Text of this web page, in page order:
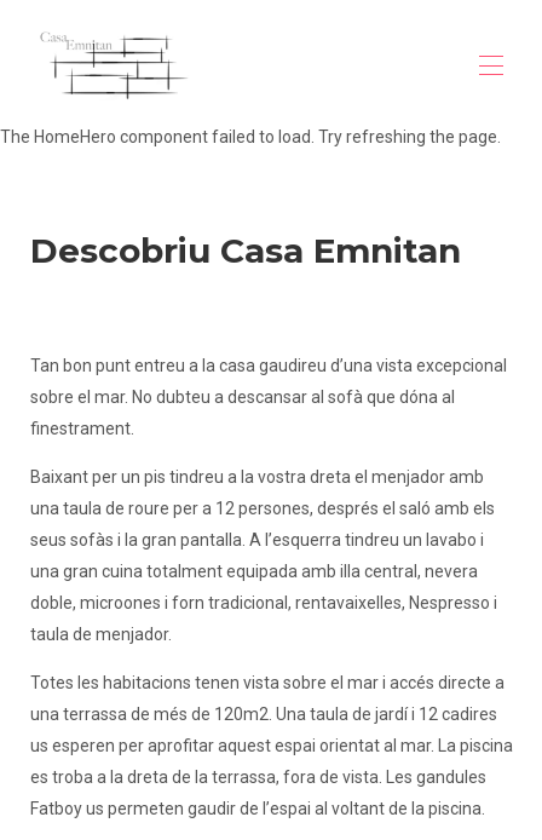
Mapa
Contacte
vila-vue-mer-begur
The HomeHero component failed to load. Try refreshing the page.
Descobriu Casa Emnitan
Tan bon punt entreu a la casa gaudireu d’una vista excepcional
sobre el mar. No dubteu a descansar al sofà que dóna al
finestrament.
Baixant per un pis tindreu a la vostra dreta el menjador amb
una taula de roure per a 12 persones, després el saló amb els
seus sofàs i la gran pantalla. A l’esquerra tindreu un lavabo i
una gran cuina totalment equipada amb illa central, nevera
doble, microones i forn tradicional, rentavaixelles, Nespresso i
taula de menjador.
Totes les habitacions tenen vista sobre el mar i accés directe a
una terrassa de més de 120m2. Una taula de jardí i 12 cadires
us esperen per aprofitar aquest espai orientat al mar. La piscina
es troba a la dreta de la terrassa, fora de vista. Les gandules
Fatboy us permeten gaudir de l’espai al voltant de la piscina.